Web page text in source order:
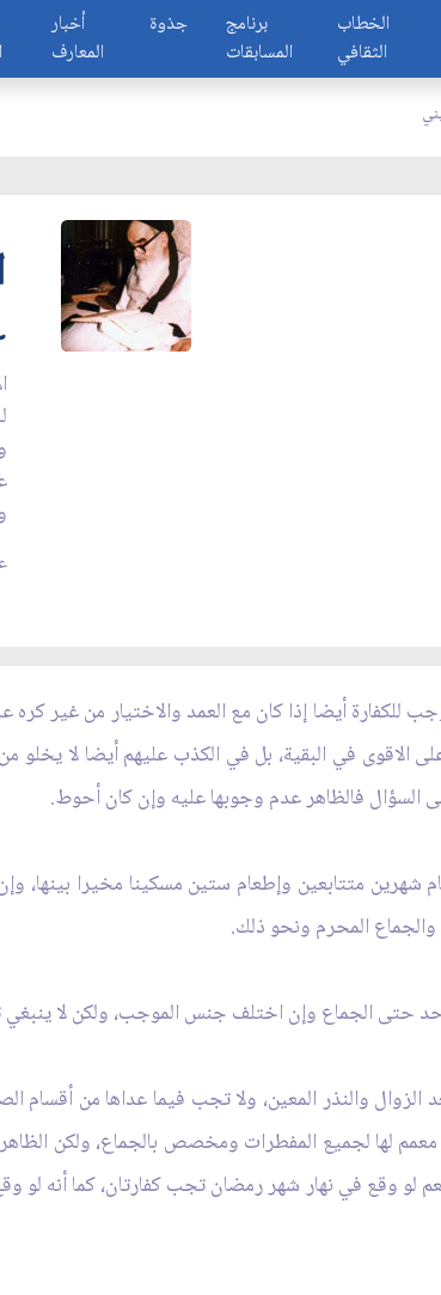
أخبار
المعارف
جذوة
برنامج
المسابقات
الخطاب
الثقافي
للكفارة أيضا إذا كان مع العمد والاختيار من غير
الاقوى في البقية، بل في الكذب عليهم أيضا لا يخلو
السؤال فالظاهر عدم وجوبها عليه وإن كان أحوط.
متتابعين وإطعام ستين مسكينا مخيرا بينها،
المحرم ونحو ذلك.
حتى الجماع وإن اختلف جنس الموجب، ولكن لا
والنذر المعين، ولا تجب فيما عداها من أقسام
لها لجميع المفطرات ومخصص بالجماع، ولكن الظاهر
نعم لو وقع في نهار شهر رمضان تجب كفارتان، كما أنه